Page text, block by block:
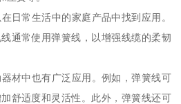
日常生活中的家庭产品中找到应用。
通常使用弹簧线，以增强线缆的柔韧
材中也有广泛应用。例如，弹簧线可
舒适度和灵活性。此外，弹簧线还可